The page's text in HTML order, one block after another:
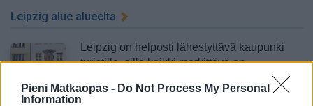
Pieni Matkaopas - Do Not Process My Personal
Information
Leipzig alue alueelta
Leipzig on helposti lähestyttävä kaupunki
turistille, sillä kaikki merkittävä on
ydinkeskustassa eli vanhassakaupungissa
tai aivan sen lähellä. Jos asiaa tulee muualle